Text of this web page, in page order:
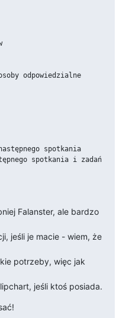
odpowiedzialne
spotkania
spotkania i zadań
Falanster, ale bardzo
jeśli je macie - wiem, że
potrzeby, więc jak
jeśli ktoś posiada.